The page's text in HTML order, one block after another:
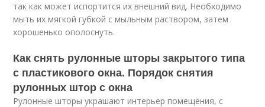
так как может испортится их внешний вид. Необходимо
мыть их мягкой губкой с мыльным раствором, затем
хорошенько ополоснуть.
Как снять рулонные шторы закрытого типа
с пластикового окна. Порядок снятия
рулонных штор с окна
Рулонные шторы украшают интерьер помещения, с